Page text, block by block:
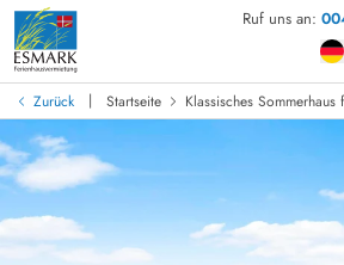
Ruf uns an:
Zurück | Startseite Klassisches